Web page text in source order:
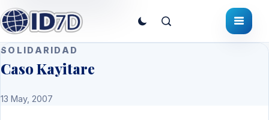
SOLIDARIDAD
Caso Kayitare
13 May, 2007